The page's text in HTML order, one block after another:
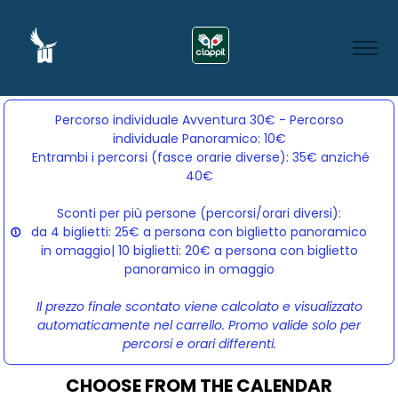
Percorso individuale Avventura 30€ - Percorso
individuale Panoramico: 10€
Entrambi i percorsi (fasce orarie diverse): 35€ anziché
40€
Sconti per più persone (percorsi/orari diversi):
da 4 biglietti: 25€ a persona con biglietto panoramico
in omaggio| 10 biglietti: 20€ a persona con biglietto
panoramico in omaggio
Il prezzo finale scontato viene calcolato e visualizzato
automaticamente nel carrello. Promo valide solo per
percorsi e orari differenti.
CHOOSE FROM THE CALENDAR